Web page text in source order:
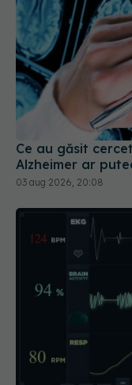
Ce au găsit
Alzheimer ar
03 aug 2026, 20:08
Ce înseamnă
trebuie să mergi